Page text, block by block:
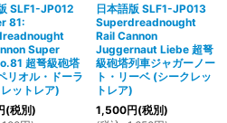
SLF1-JP012
81:
Super
超弩級砲塔
リオル・ドーラ
ットレア)
(税別)
日本語版 SLF1-JP013
Superdreadnought
Rail Cannon
Juggernaut Liebe 超弩
級砲塔列車ジャガーノー
ト・リーベ (シークレッ
トレア)
1,500円(税別)